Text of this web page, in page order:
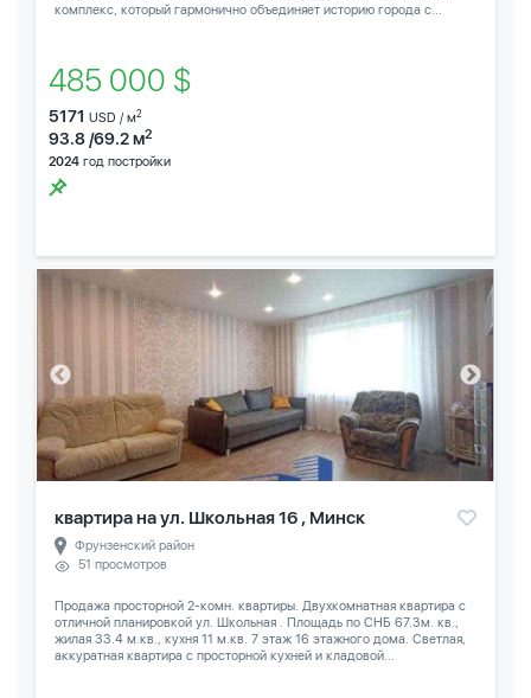
комплекс, который гармонично объединяет историю города с...
485 000 $
5171 USD / м2
93.8 /69.2 м2
2024 год постройки
квартира на ул. Школьная 16 , Минск
Фрунзенский район
51 просмотров
Продажа просторной 2-комн. квартиры. Двухкомнатная квартира с
отличной планировкой ул. Школьная . Площадь по СНБ 67.3м. кв.,
жилая 33.4 м.кв., кухня 11 м.кв. 7 этаж 16 этажного дома. Светлая,
аккуратная квартира с просторной кухней и кладовой...